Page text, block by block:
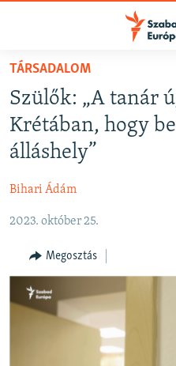
Akadálymentes
Ugrás
fő
oldalra
Ugrás
tartalomjegyzékre
NAPIRENDEN
AKTUÁLIS
PODCASTOK
ELEMZŐ
NER15
SZABADON
TÁRSADALOM
DEMOKRÁCIA
A PÉNZ NYOMÁBAN
TÁRSADALOM
Szülők: „A tanár
Krétában, hogy
álláshely”
Bihari Ádám
2023. október 25.
Megosztás